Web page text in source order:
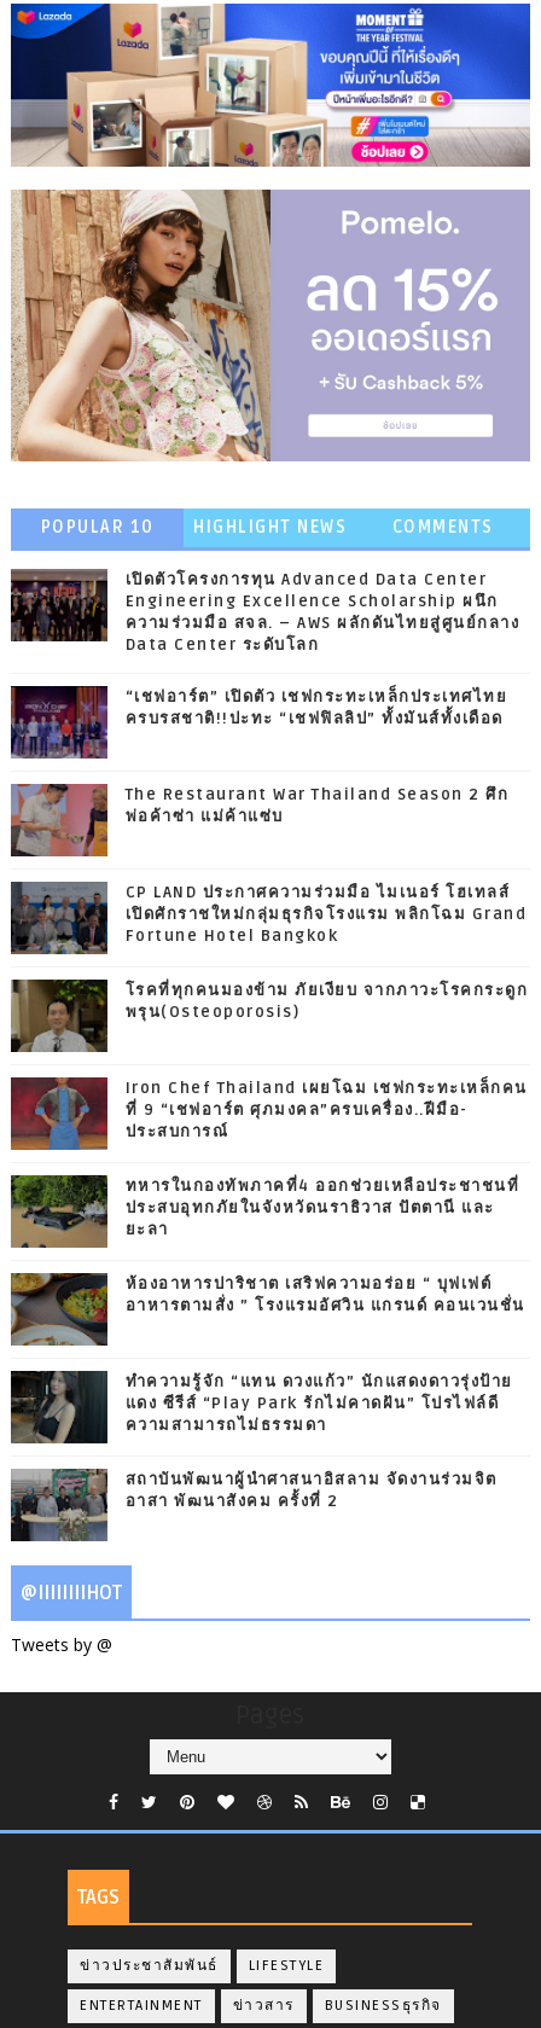
POPULAR 10 HIGHLIGHT NEWS COMMENTS
เปิดตัวโครงการทุน Advanced Data Center
Engineering Excellence Scholarship ผนึก
ความร่วมมือ สจล. – AWS ผลักดันไทยสู่ศูนย์กลาง
Data Center ระดับโลก
“เชฟอาร์ต” เปิดตัว เชฟกระทะเหล็กประเทศไทย
ครบรสชาติ!!ปะทะ “เชฟฟิลลิป” ทั้งมันส์ทั้งเดือด
The Restaurant War Thailand Season 2 ศึก
พ่อค้าซ่า แม่ค้าแซ่บ
CP LAND ประกาศความร่วมมือ ไมเนอร์ โฮเทลส์
เปิดศักราชใหม่กลุ่มธุรกิจโรงแรม พลิกโฉม Grand
Fortune Hotel Bangkok
โรคที่ทุกคนมองข้าม ภัยเงียบ จากภาวะโรคกระดูก
พรุน(Osteoporosis)
Iron Chef Thailand เผยโฉม เชฟกระทะเหล็กคน
ที่ 9 “เชฟอาร์ต ศุภมงคล”ครบเครื่อง..ฝีมือ-
ประสบการณ์
ทหารในกองทัพภาคที่4 ออกช่วยเหลือประชาชนที่
ประสบอุทกภัยในจังหวัดนราธิวาส ปัตตานี และ
ยะลา
ห้องอาหารปาริชาต เสริฟความอร่อย “ บุฟเฟต์
อาหารตามสั่ง ” โรงแรมอัศวิน แกรนด์ คอนเวนชั่น
ทำความรู้จัก “แทน ดวงแก้ว” นักแสดงดาวรุ่งป้าย
แดง ซีรีส์ “Play Park รักไม่คาดฝัน” โปรไฟล์ดี
ความสามารถไม่ธรรมดา
สถาบันพัฒนาผู้นำศาสนาอิสลาม จัดงานร่วมจิต
อาสา พัฒนาสังคม ครั้งที่ 2
@IIIIIIIIHOT
Tweets by @
TAGS
ข่าวประชาสัมพันธ์ LIFESTYLE
ENTERTAINMENT ข่าวสาร BUSINESSธุรกิจ